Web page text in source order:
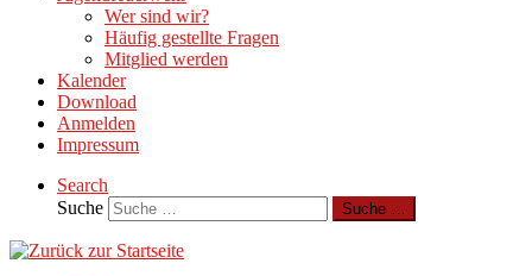
Wer sind wir?
Häufig gestellte Fragen
Mitglied werden
Kalender
Download
Anmelden
Impressum
Search
Suche
Suche …